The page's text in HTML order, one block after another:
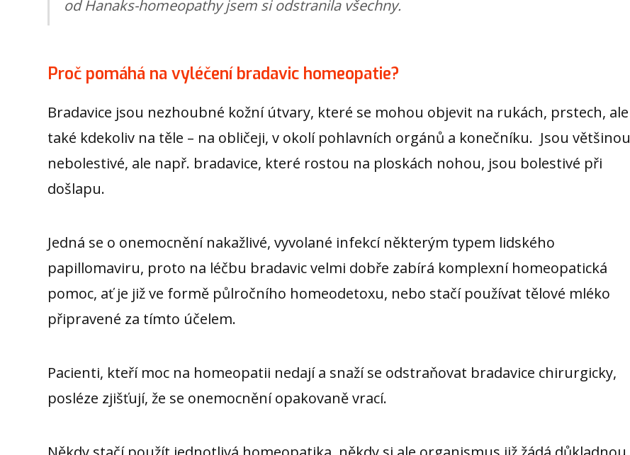
od Hanaks-homeopathy jsem si odstranila všechny.
Proč pomáhá na vyléčení bradavic homeopatie?
Bradavice jsou nezhoubné kožní útvary, které se mohou objevit na rukách, prstech, ale
také kdekoliv na těle – na obličeji, v okolí pohlavních orgánů a konečníku. Jsou většinou
nebolestivé, ale např. bradavice, které rostou na ploskách nohou, jsou bolestivé při
došlapu.
Jedná se o onemocnění nakažlivé, vyvolané infekcí některým typem lidského
papillomaviru, proto na léčbu bradavic velmi dobře zabírá komplexní homeopatická
pomoc, ať je již ve formě půlročního homeodetoxu, nebo stačí používat tělové mléko
připravené za tímto účelem.
Pacienti, kteří moc na homeopatii nedají a snaží se odstraňovat bradavice chirurgicky,
posléze zjišťují, že se onemocnění opakovaně vrací.